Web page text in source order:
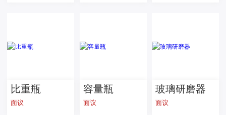
家居用 按需
比重瓶
面议
容量瓶
面议
玻璃研磨器
面议